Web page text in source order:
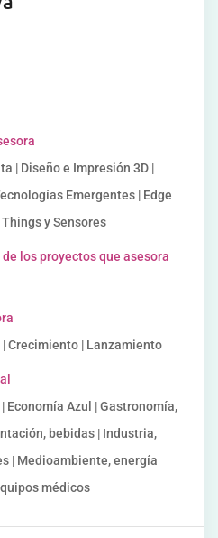
| Diseño e Impresión 3D |
Emergentes | Edge
y Sensores
los proyectos que asesora
Crecimiento | Lanzamiento
Economía Azul | Gastronomía,
bebidas | Industria,
| Medioambiente, energía
médicos